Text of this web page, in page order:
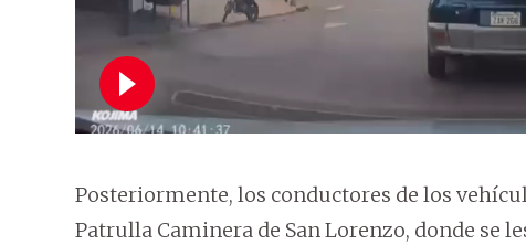
Posteriormente, los conductores de los
Patrulla Caminera de San Lorenzo, donde se